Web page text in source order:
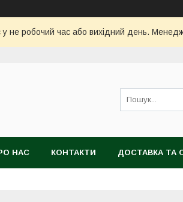
не робочий час або вихідний день.
НАС КОНТАКТИ ДОСТАВКА ТА